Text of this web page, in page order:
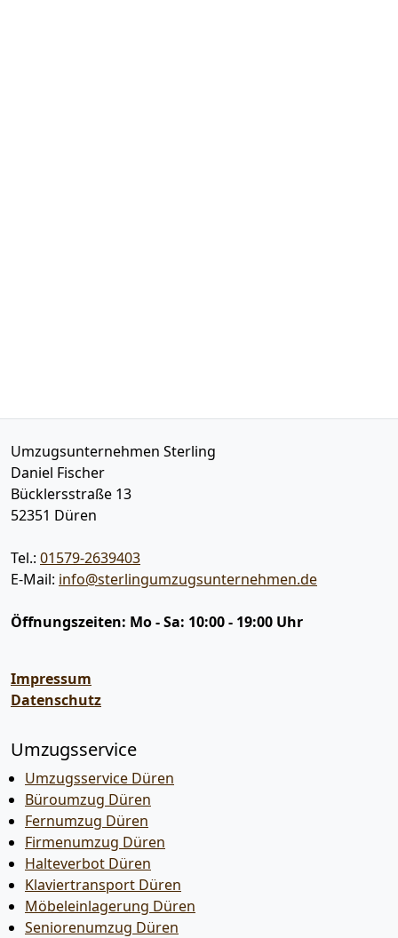
Umzugsunternehmen Sterling
Daniel Fischer
Bücklersstraße 13
52351 Düren
Tel.: 01579-2639403
E-Mail: info@sterlingumzugsunternehmen.de
Öffnungszeiten: Mo - Sa: 10:00 - 19:00 Uhr
Impressum
Datenschutz
Umzugsservice
Umzugsservice Düren
Büroumzug Düren
Fernumzug Düren
Firmenumzug Düren
Halteverbot Düren
Klaviertransport Düren
Möbeleinlagerung Düren
Seniorenumzug Düren